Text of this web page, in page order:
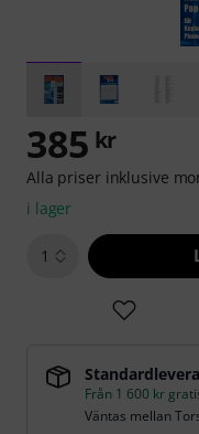
385 kr
Alla priser inklusive
i lager
1
Från 1 600 kr
Väntas mellan